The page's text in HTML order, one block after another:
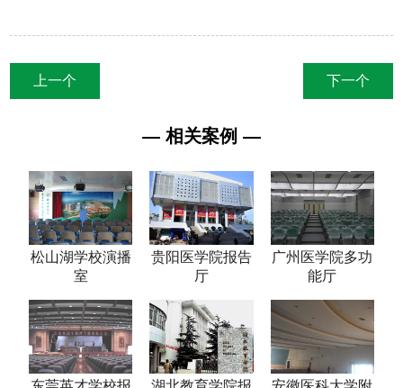
上一个 下一个
— 相关案例 —
松山湖学校演播
室
贵阳医学院报告
厅
广州医学院多功
能厅